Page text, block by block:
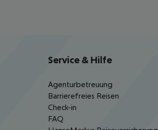
Service & Hilfe
Agenturbetreuung
Barrierefreies Reisen
Check-in
FAQ